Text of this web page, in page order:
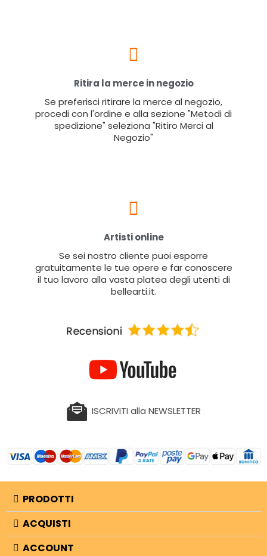
Ritira la merce in negozio
Se preferisci ritirare la merce al negozio,
procedi con l'ordine e alla sezione "Metodi di
spedizione" seleziona "Ritiro Merci al
Negozio"
Artisti online
Se sei nostro cliente puoi esporre
gratuitamente le tue opere e far conoscere
il tuo lavoro alla vasta platea degli utenti di
bellearti.it.
ISCRIVITI alla NEWSLETTER
PRODOTTI
ACQUISTI
ACCOUNT